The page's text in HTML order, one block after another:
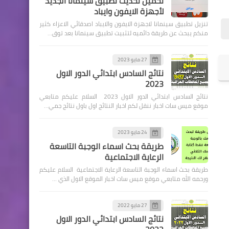
لأجهزة الايفون وايباد
تنزيل تطبيق سينمانا لاجهزة الايفون والايباد اصدقائي الاعزاء كثير
منكم يبحث عن طريقة دائميه لتثبيت تطبيق سينمانا بعد توق…
27 مايو 2023
نتائج السادس ابتدائي الدور الاول
2023
نتائج السادس ابتدائي الدور الاول 2023 السلام عليكم متابعي
موقع ميس سات اخبار ننقل لكم اخبار النتائج اول باول نتائج جمي…
24 مايو 2023
طريقة بحث اسماء الوجبة التاسعة
الرعاية الاجتماعية
طريقة بحث اسماء الوجبة التاسعة الرعاية الاجتماعية السلام عليكم
ورحمه الله متابعي موقع ميس سات اخبار الموقع الاول الذي …
27 مايو 2022
نتائج السادس ابتدائي الدور الاول
اسماء االرعاية الاجتماعية
اسماء المحالين الكترونيا للجان
الطبية ٢٠١٩
وزارة الداخلية
نفوس وتغيير الاسماء والالقاب